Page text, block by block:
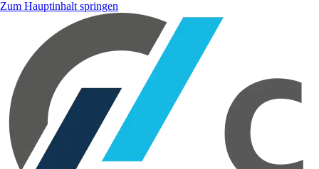
Zum Hauptinhalt springen